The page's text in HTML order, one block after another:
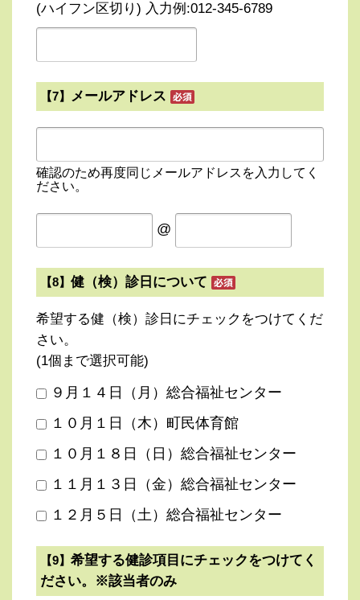
(ハイフン区切り) 入力例:012-345-6789
【7】 メールアドレス
確認のため再度同じメールアドレスを入力してく
ださい。
@
【8】 健（検）診日について
希望する健（検）診日にチェックをつけてくだ
さい。
(1個まで選択可能)
９月１４日（月）総合福祉センター
１０月１日（木）町民体育館
１０月１８日（日）総合福祉センター
１１月１３日（金）総合福祉センター
１２月５日（土）総合福祉センター
【9】 希望する健診項目にチェックをつけてく
ださい。※該当者のみ